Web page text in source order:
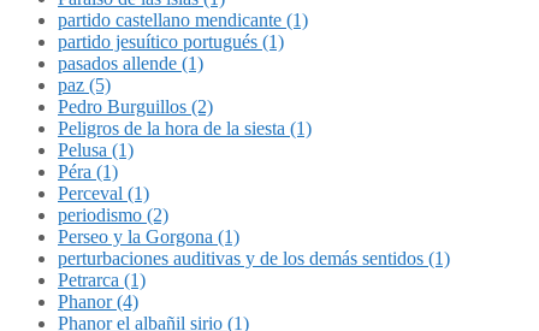
partido castellano mendicante (1)
partido jesuítico portugués (1)
pasados allende (1)
paz (5)
Pedro Burguillos (2)
Peligros de la hora de la siesta (1)
Pelusa (1)
Péra (1)
Perceval (1)
periodismo (2)
Perseo y la Gorgona (1)
perturbaciones auditivas y de los demás sentidos (1)
Petrarca (1)
Phanor (4)
Phanor el albañil sirio (1)